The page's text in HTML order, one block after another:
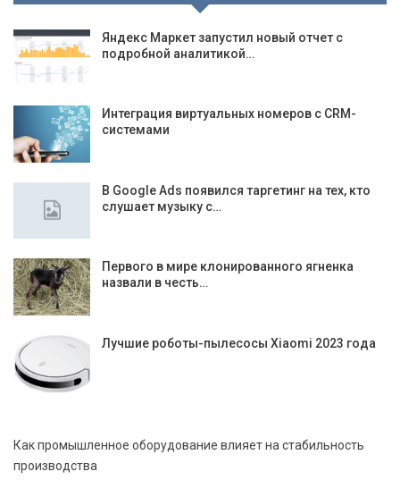
Яндекс Маркет запустил новый отчет с
подробной аналитикой…
Интеграция виртуальных номеров с CRM-
системами
В Google Ads появился таргетинг на тех, кто
слушает музыку с…
Первого в мире клонированного ягненка
назвали в честь…
Лучшие роботы-пылесосы Xiaomi 2023 года
Как промышленное оборудование влияет на стабильность
производства